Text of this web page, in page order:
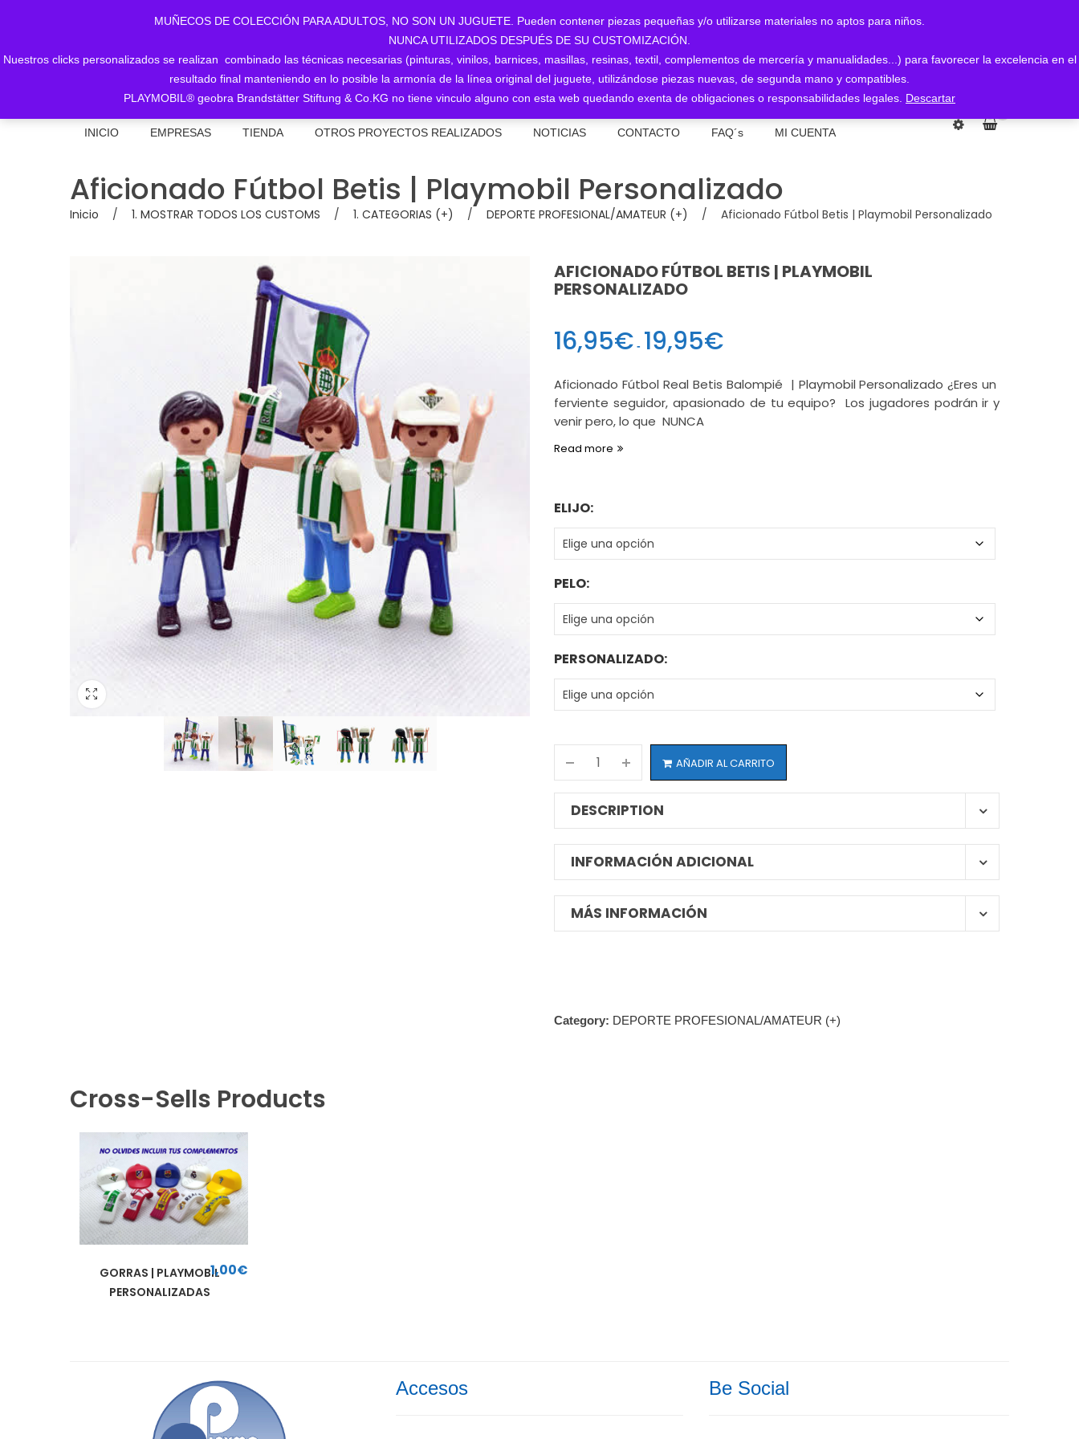
MUÑECOS DE COLECCIÓN PARA ADULTOS, NO SON UN JUGUETE. Pueden contener piezas pequeñas y/o utilizarse materiales no aptos para niños.
NUNCA UTILIZADOS DESPUÉS DE SU CUSTOMIZACIÓN.
Nuestros clicks personalizados se realizan combinado las técnicas necesarias (pinturas, vinilos, barnices, masillas, resinas, textil, complementos de mercería y manualidades...) para favorecer la excelencia en el
resultado final manteniendo en lo posible la armonía de la línea original del juguete, utilizándose piezas nuevas, de segunda mano y compatibles.
PLAYMOBIL® geobra Brandstätter Stiftung & Co.KG no tiene vinculo alguno con esta web quedando exenta de obligaciones o responsabilidades legales. Descartar
INICIO EMPRESAS TIENDA OTROS PROYECTOS REALIZADOS NOTICIAS CONTACTO FAQ´s MI CUENTA
Aficionado Fútbol Betis | Playmobil Personalizado
Inicio / 1. MOSTRAR TODOS LOS CUSTOMS / 1. CATEGORIAS (+) / DEPORTE PROFESIONAL/AMATEUR (+) / Aficionado Fútbol Betis | Playmobil Personalizado
AFICIONADO FÚTBOL BETIS | PLAYMOBIL
PERSONALIZADO
16,95€ - 19,95€Rango
precios:
desde
Aficionado Fútbol Real Betis Balompié | Playmobil Personalizado ¿Eres un
ferviente seguidor, apasionado de tu equipo? Los jugadores podrán ir y
venir pero, lo que NUNCA
Read more
ELIJO:
PELO:
PERSONALIZADO:
AÑADIR AL CARRITO
DESCRIPTION
INFORMACIÓN ADICIONAL
MÁS INFORMACIÓN
Category: DEPORTE PROFESIONAL/AMATEUR (+)
Cross-Sells Products
GORRAS | PLAYMOBIL
PERSONALIZADAS
1,00€
Accesos Be Social